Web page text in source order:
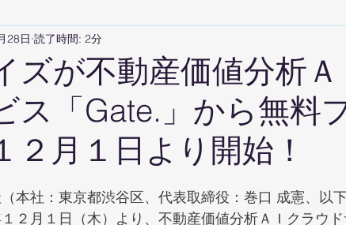
ズが不動産価値分析Ａ
ス「Gate.」から無料
２月１日より開始！
28日 読了時間: 2分
本社：東京都渋谷区、代表取締役：巻口 成憲、以
２月１日（木）より、不動産価値分析ＡＩクラウ